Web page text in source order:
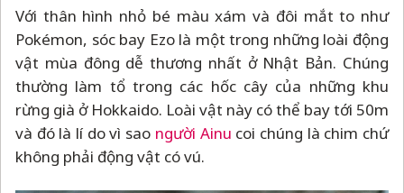
Với thân hình nhỏ bé màu xám và đôi mắt to như
Pokémon, sóc bay Ezo là một trong những loài động
vật mùa đông dễ thương nhất ở Nhật Bản. Chúng
thường làm tổ trong các hốc cây của những khu
rừng già ở Hokkaido. Loài vật này có thể bay tới 50m
và đó là lí do vì sao người Ainu coi chúng là chim chứ
không phải động vật có vú.